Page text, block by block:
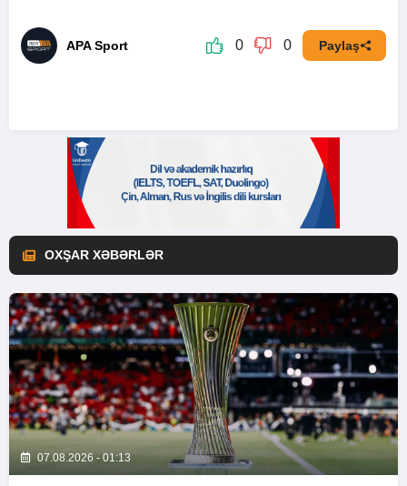
APA Sport 0 0 Paylaş
OXŞAR XƏBƏRLƏR
07.08.2026 - 01:13